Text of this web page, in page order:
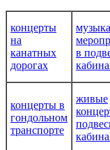
концерты
на
канатных
дорогах
в
концерты в
гондольном
транспорте
живые